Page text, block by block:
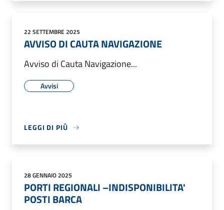
22 SETTEMBRE 2025
AVVISO DI CAUTA NAVIGAZIONE
Avviso di Cauta Navigazione...
Avvisi
LEGGI DI PIÙ
28 GENNAIO 2025
PORTI REGIONALI –INDISPONIBILITA'
POSTI BARCA